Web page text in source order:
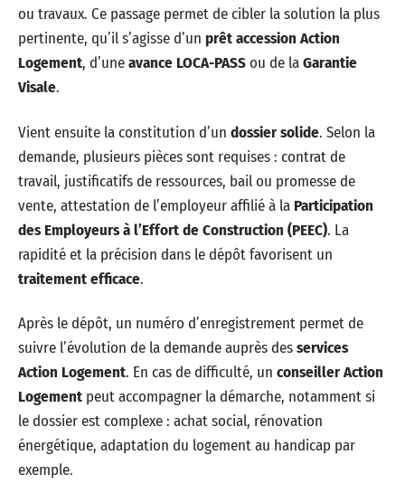
ou travaux. Ce passage permet de cibler la solution la plus
pertinente, qu’il s’agisse d’un prêt accession Action
Logement, d’uneavance LOCA-PASSou de laGarantie
Visale.
Vient ensuite la constitution d’un dossier solide. Selon la
demande, plusieurs pièces sont requises : contrat de
travail, justificatifs de ressources, bail ou promesse de
vente, attestation de l’employeur affilié à la Participation
des Employeurs à l’Effort de Construction (PEEC). La
rapidité et la précision dans le dépôt favorisent un
traitement efficace.
Après le dépôt, un numéro d’enregistrement permet de
suivre l’évolution de la demande auprès desservices
Action Logement. En cas de difficulté, un conseiller Action
Logement peut accompagner la démarche, notamment si
le dossier est complexe : achat social, rénovation
énergétique, adaptation du logement au handicap par
exemple.